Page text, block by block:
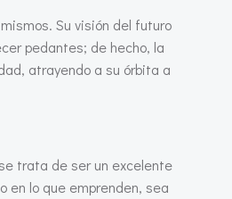
Su visión del futuro
pedantes; de hecho, la
atrayendo a su órbita a
trata de ser un excelente
en lo que emprenden, sea